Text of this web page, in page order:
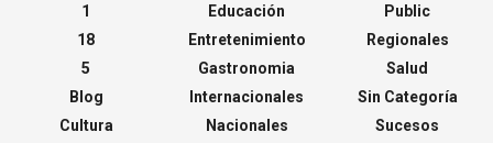
1
18
5
Blog
Cultura
Educación
Entretenimiento
Gastronomia
Internacionales
Nacionales
Public
Regionales
Salud
Sin Categoría
Sucesos